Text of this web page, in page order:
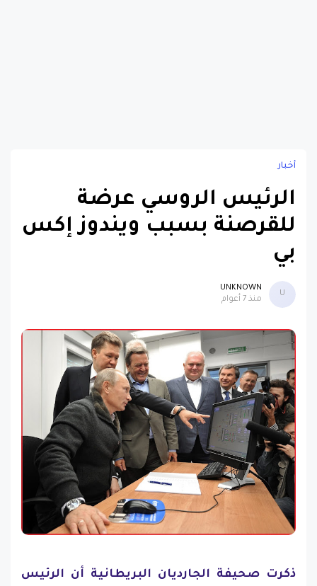
أخبار
الرئيس الروسي عرضة
للقرصنة بسبب ويندوز إكس
بي
U
UNKNOWN
منذ 7 أعوام
ذكرت صحيفة الجارديان البريطانية أن الرئيس